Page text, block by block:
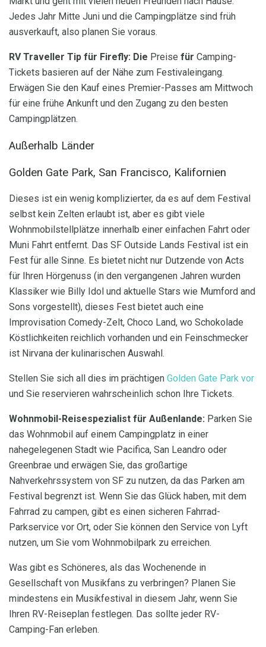
Jedes Jahr Mitte Juni und die Campingplätze sind früh
ausverkauft, also planen Sie voraus.
RV Traveller Tip für Firefly: Die Preise für Camping-
Tickets basieren auf der Nähe zum Festivaleingang.
Erwägen Sie den Kauf eines Premier-Passes am Mittwoch
für eine frühe Ankunft und den Zugang zu den besten
Campingplätzen.
Außerhalb Länder
Golden Gate Park, San Francisco, Kalifornien
Dieses ist ein wenig komplizierter, da es auf dem Festival
selbst kein Zelten erlaubt ist, aber es gibt viele
Wohnmobilstellplätze innerhalb einer einfachen Fahrt oder
Muni Fahrt entfernt. Das SF Outside Lands Festival ist ein
Fest für alle Sinne. Es bietet nicht nur Dutzende von Acts
für Ihren Hörgenuss (in den vergangenen Jahren wurden
Klassiker wie Billy Idol und aktuelle Stars wie Mumford and
Sons vorgestellt), dieses Fest bietet auch eine
Improvisation Comedy-Zelt, Choco Land, wo Schokolade
Köstlichkeiten reichlich vorhanden und ein Feinschmecker
ist Nirvana der kulinarischen Auswahl.
Stellen Sie sich all dies im prächtigen Golden Gate Park vor
und Sie reservieren wahrscheinlich schon Ihre Tickets.
Wohnmobil-Reisespezialist für Außenlande: Parken Sie
das Wohnmobil auf einem Campingplatz in einer
nahegelegenen Stadt wie Pacifica, San Leandro oder
Greenbrae und erwägen Sie, das großartige
Nahverkehrssystem von SF zu nutzen, da das Parken am
Festival begrenzt ist. Wenn Sie das Glück haben, mit dem
Fahrrad zu campen, gibt es einen sicheren Fahrrad-
Parkservice vor Ort, oder Sie können den Service von Lyft
nutzen, um Sie vom Wohnmobilpark zu erreichen.
Was gibt es Schöneres, als das Wochenende in
Gesellschaft von Musikfans zu verbringen? Planen Sie
mindestens ein Musikfestival in diesem Jahr, wenn Sie
Ihren RV-Reiseplan festlegen. Das sollte jeder RV-
Camping-Fan erleben.